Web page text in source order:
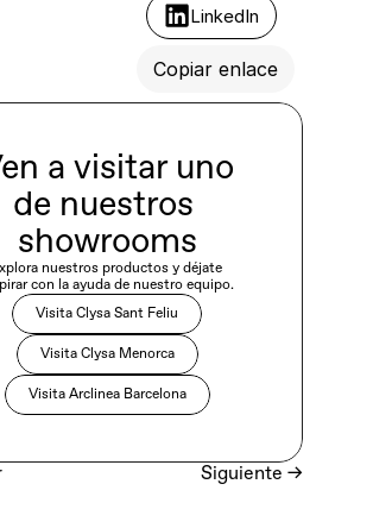
LinkedIn
Copiar enlace
a visitar uno
de nuestros
showrooms
nuestros productos y déjate
con la ayuda de nuestro equipo.
Visita Clysa Sant Feliu
Visita Clysa Menorca
Visita Arclinea Barcelona
Siguiente →